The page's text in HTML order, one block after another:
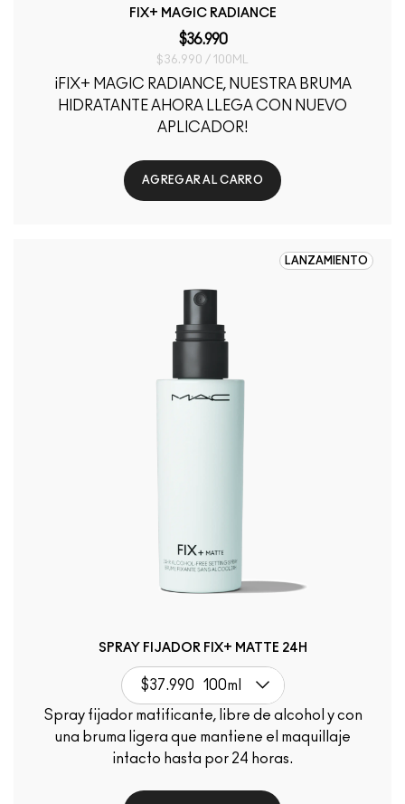
FIX+ MAGIC RADIANCE
$36.990
$36.990 / 100ML
¡FIX+ MAGIC RADIANCE, NUESTRA BRUMA
HIDRATANTE AHORA LLEGA CON NUEVO
APLICADOR!
AGREGAR AL CARRO
LANZAMIENTO
SPRAY FIJADOR FIX+ MATTE 24H
$37.990 100ml
Spray fijador matificante, libre de alcohol y con
una bruma ligera que mantiene el maquillaje
intacto hasta por 24 horas.